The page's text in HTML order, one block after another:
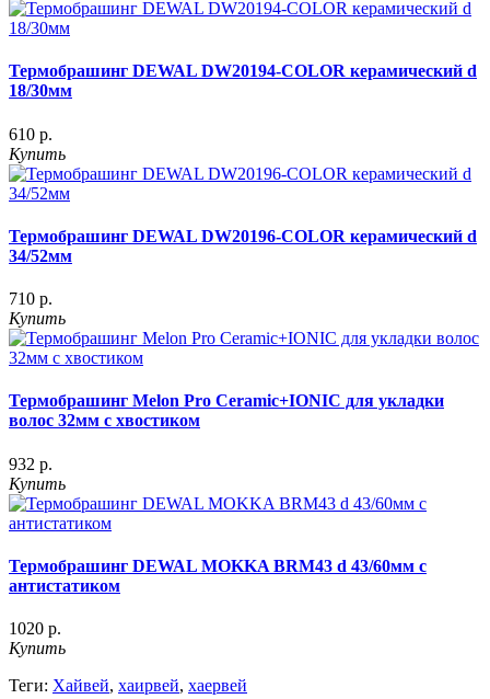
Термобрашинг DEWAL DW20194-COLOR керамический d
18/30мм
610 р.
Купить
Термобрашинг DEWAL DW20196-COLOR керамический d
34/52мм
710 р.
Купить
Термобрашинг Melon Pro Ceramic+IONIC для укладки
волос 32мм с хвостиком
932 р.
Купить
Термобрашинг DEWAL MOKKA BRM43 d 43/60мм c
антистатиком
1020 р.
Купить
Теги: Хайвей, хаирвей, хаервей